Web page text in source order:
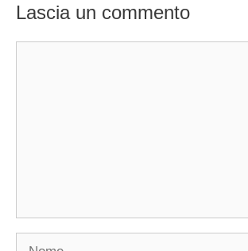
Lascia un commento
Nome